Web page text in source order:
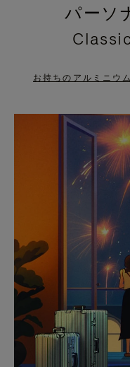
PRESS
PAUSE
TO
パーソ
お持ちのアルミニウ